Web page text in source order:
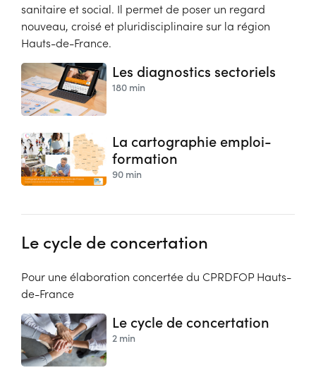
sanitaire et social. Il permet de poser un regard
nouveau, croisé et pluridisciplinaire sur la région
Hauts-de-France.
Les diagnostics sectoriels
180 min
La cartographie emploi-
formation
90 min
Le cycle de concertation
Pour une élaboration concertée du CPRDFOP Hauts-
de-France
Le cycle de concertation
2 min